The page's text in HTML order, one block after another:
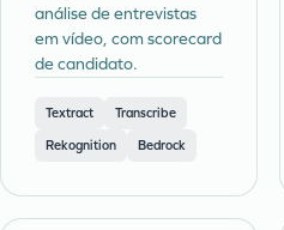
análise de entrevistas
em vídeo, com scorecard
de candidato.
Textract Transcribe
Rekognition Bedrock